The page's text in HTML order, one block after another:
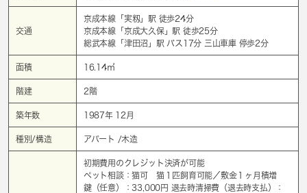
交通
京成本線「 実籾 」駅 徒歩24分
京成本線「 京成大久保」駅 徒歩25分
総武本線「 津田沼 」駅 バス17分 三山車庫 停歩2分
面積 16.14㎡
階建 2階
築年数 1987年 12月
種別/構造 アパート /木造
初期費用のクレジット決済が可能
ペット相談：猫可 猫１匹飼育可能／敷金１ヶ月積増
鍵（任意）：33,000円 退去時清掃費（退去時⽀払）：